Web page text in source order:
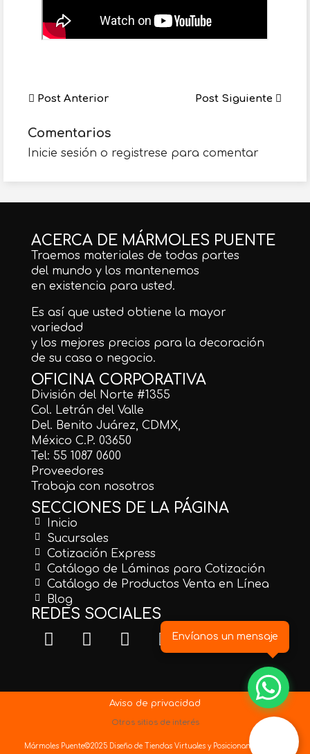
Post Anterior Post Siguiente
Comentarios
Inicie sesión o registrese para comentar
ACERCA DE MÁRMOLES PUENTE
Traemos materiales de todas partes
del mundo y los mantenemos
en existencia para usted.
Es así que usted obtiene la mayor
variedad
y los mejores precios para la decoración
de su casa o negocio.
OFICINA CORPORATIVA
División del Norte #1355
Col. Letrán del Valle
Del. Benito Juárez, CDMX,
México C.P. 03650
Tel: 55 1087 0600
Proveedores
Trabaja con nosotros
SECCIONES DE LA PÁGINA
Inicio
Sucursales
Cotización Express
Catálogo de Láminas para Cotización
Catálogo de Productos Venta en Línea
Blog
REDES SOCIALES
Aviso de privacidad
Otros sitios de interés
Mármoles Puente©2025 Diseño de Tiendas Virtuales y Posicionamiento Web
Envíanos un mensaje